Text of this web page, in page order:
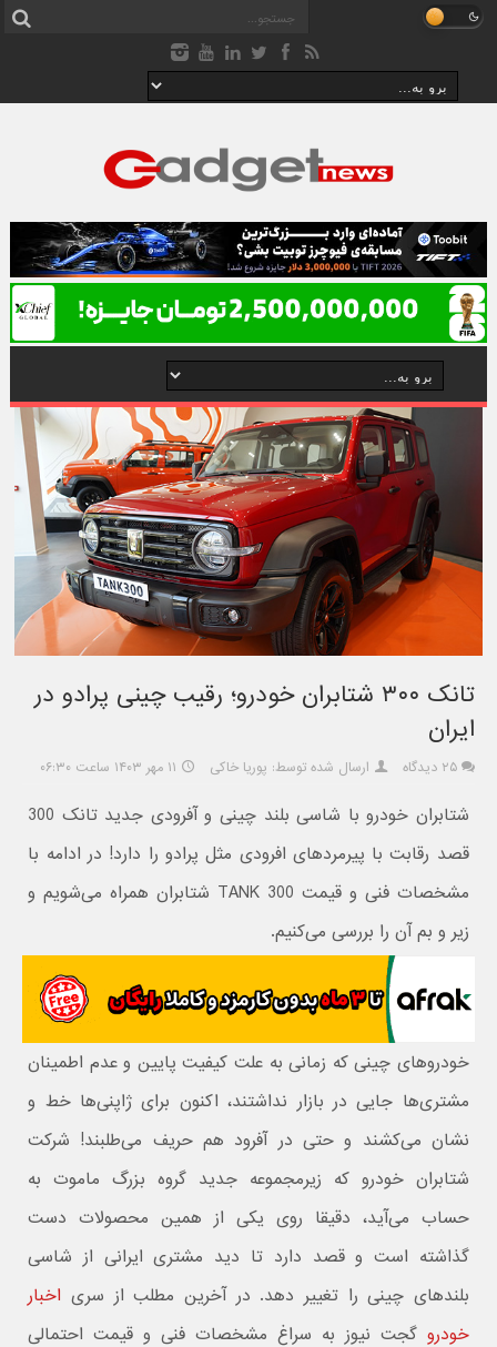
تانک ۳۰۰ شتابران خودرو؛ رقیب چینی پرادو در
ایران
۲۵ دیدگاه ارسال شده توسط: پوریا خاکی ۱۱ مهر ۱۴۰۳ ساعت ۰۶:۳۰
شتابران خودرو با شاسی بلند چینی و آفرودی جدید تانک 300
قصد رقابت با پیرمردهای افرودی مثل پرادو را دارد! در ادامه با
مشخصات فنی و قیمت TANK 300 شتابران همراه می‌شویم و
زیر و بم آن را بررسی می‌کنیم.
خودروهای چینی که زمانی به علت کیفیت پایین و عدم اطمینان
مشتری‌ها جایی در بازار نداشتند، اکنون برای ژاپنی‌ها خط و
نشان می‌کشند و حتی در آفرود هم حریف می‌طلبند! شرکت
شتابران خودرو که زیرمجموعه جدید گروه بزرگ ماموت به
حساب می‌آید، دقیقا روی یکی از همین محصولات دست
گذاشته است و قصد دارد تا دید مشتری ایرانی از شاسی
بلندهای چینی را تغییر دهد. در آخرین مطلب از سری اخبار
خودرو گجت نیوز به سراغ مشخصات فنی و قیمت احتمالی